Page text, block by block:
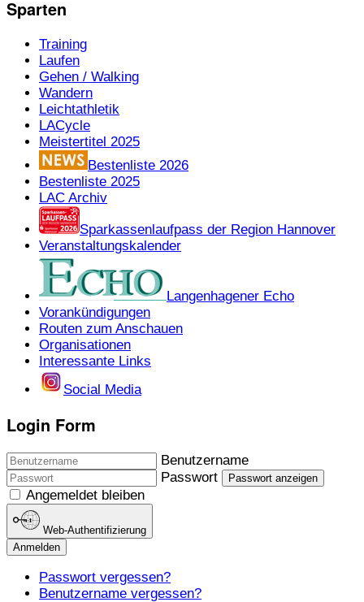
Sparten
Training
Laufen
Gehen / Walking
Wandern
Leichtathletik
LACycle
Meistertitel 2025
Bestenliste 2026
Bestenliste 2025
LAC Archiv
Sparkassenlaufpass der Region Hannover
Veranstaltungskalender
Langenhagener Echo
Vorankündigungen
Routen zum Anschauen
Organisationen
Interessante Links
Social Media
Login Form
Benutzername
Passwort
Passwort anzeigen
Angemeldet bleiben
Web-Authentifizierung
Anmelden
Passwort vergessen?
Benutzername vergessen?